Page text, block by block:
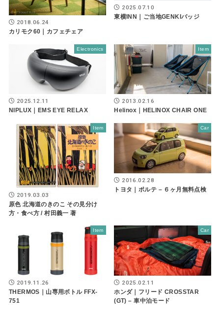
2018.06.24
カリモク60｜カフェチェア
2025.07.10
東横INN｜ご当地GENKIバッジ
Electronics
2025.12.11
NIPLUX｜EMS EYE RELAX
Item
2013.02.16
Helinox｜HELINOX CHAIR ONE
Item
2019.03.03
原色 北海道のきのこ その見分け
方・食べ方 / 村田義一 著
Car
2016.02.28
トヨタ｜ポルテ – ６ヶ月無料点検
Item
2019.11.26
THERMOS｜山専用ボトル FFX-
751
Car
2025.02.11
ホンダ｜フリード CROSSTAR
(GT) – 車中泊モード